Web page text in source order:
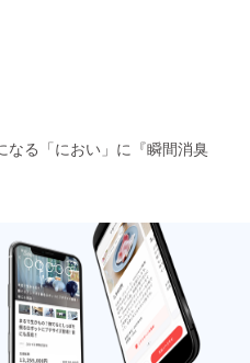
返金は
掲載期
間は
2022年
1月から
1年間で
す。
なる「におい」に『瞬間消臭